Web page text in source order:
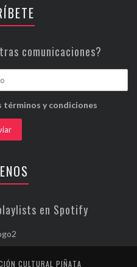
comunicaciones?
términos y condiciones
en Spotify
CULTURAL PIÑATA